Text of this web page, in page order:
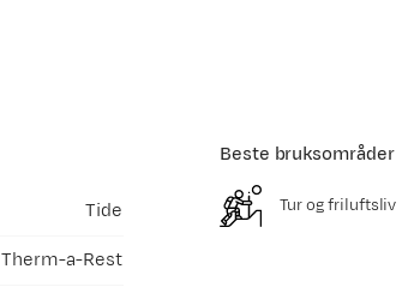
Tide
Therm-a-Rest
Beste bruksområder
Tur og friluftsliv